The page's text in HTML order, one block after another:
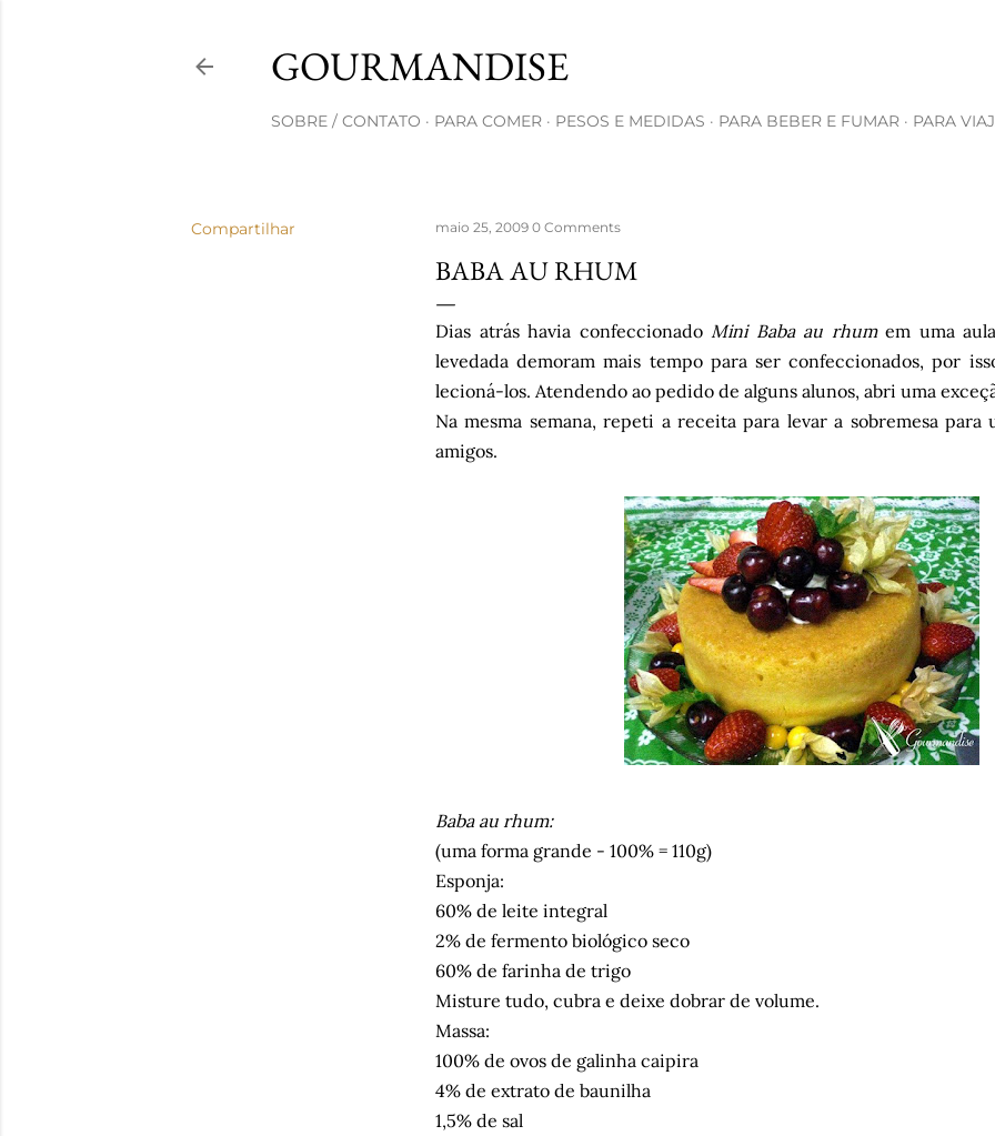
GOURMANDISE
SOBRE / CONTATO PARA COMER PESOS E MEDIDAS PARA BEBER E FUMAR PARA
Compartilhar maio 25, 2009 0 Comments
BABA AU RHUM
Dias atrás havia confeccionado Mini Baba au rhum em uma
levedada demoram mais tempo para ser confeccionados, por
lecioná-los. Atendendo ao pedido de alguns alunos, abri uma
Na mesma semana, repeti a receita para levar a sobremesa para
amigos.
Baba au rhum:
(uma forma grande - 100% = 110g)
Esponja:
60% de leite integral
2% de fermento biológico seco
60% de farinha de trigo
Misture tudo, cubra e deixe dobrar de volume.
Massa:
100% de ovos de galinha caipira
4% de extrato de baunilha
1,5% de sal